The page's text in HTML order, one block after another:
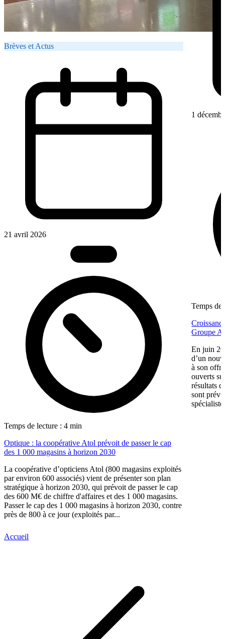
Brèves et Actus
21 avril 2026
Temps de lecture : 4 min
Optique : la coopérative Atol prévoit de passer le cap
des 1 000 magasins à horizon 2030
La coopérative d’opticiens Atol (800 magasins exploités
par environ 600 associés) vient de présenter son plan
stratégique à horizon 2030, qui prévoit de passer le cap
des 600 M€ de chiffre d'affaires et des 1 000 magasins.
Passer le cap des 1 000 magasins à horizon 2030, contre
près de 800 à ce jour (exploités par...
1
Temps de
Groupe
En juin
d’un
à son
ouverts
résultats
sont
Accueil